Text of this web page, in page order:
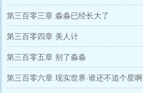
第三百零三章 淼淼已经长大了
第三百零四章 美人计
第三百零五章 别了淼淼
第三百零六章 现实世界·谁还不追个星啊